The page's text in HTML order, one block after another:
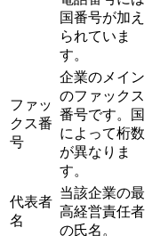
国番号が加え
られていま
す。
ファッ
クス番
号
企業のメイン
のファックス
番号です。国
によって桁数
が異なりま
す。
代表者
名
当該企業の最
高経営責任者
の氏名。